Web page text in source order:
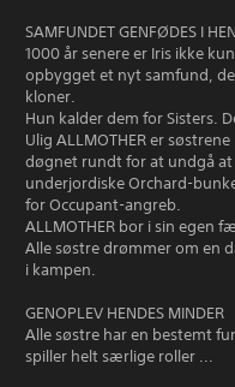
SAMFUNDET GENFØDES I
1000 år senere er Iris ikke
opbygget et nyt samfund,
kloner.
Hun kalder dem for Sisters.
Ulig ALLMOTHER er
døgnet rundt for at undgå at
underjordiske Orchard-
for Occupant-angreb.
ALLMOTHER bor i sin egen
Alle søstre drømmer om en
i kampen.
GENOPLEV HENDES MINDER
Alle søstre har en bestemt
spiller helt særlige roller ...